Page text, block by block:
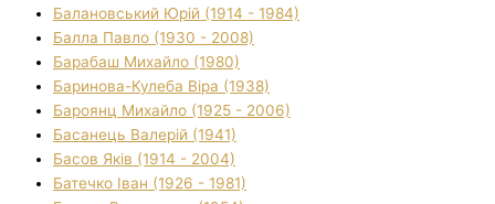
Балановський Юрій (1914 - 1984)
Балла Павло (1930 - 2008)
Барабаш Михайло (1980)
Баринова-Кулеба Віра (1938)
Бароянц Михайло (1925 - 2006)
Басанець Валерій (1941)
Басов Яків (1914 - 2004)
Батечко Іван (1926 - 1981)